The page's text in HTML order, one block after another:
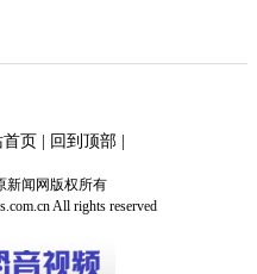
首页 回到顶部|
新闻网版权所有
All rights reserved